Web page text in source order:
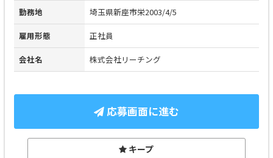
勤務地 埼玉県新座市栄2003/4/5
雇用形態 正社員
会社名 株式会社リーチング
応募画面に進む
キープ